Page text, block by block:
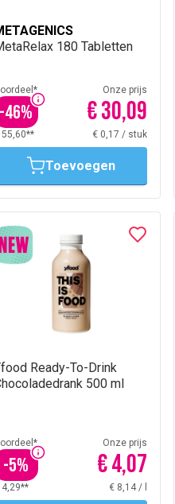
180 Tabletten
-46%
Onze prijs
€ 30,09
55,60** € 0,17 / stuk
Toevoegen
Ready-To-Drink
500 ml
-5%
Onze prijs
€ 4,07
4,29** € 8,14 /